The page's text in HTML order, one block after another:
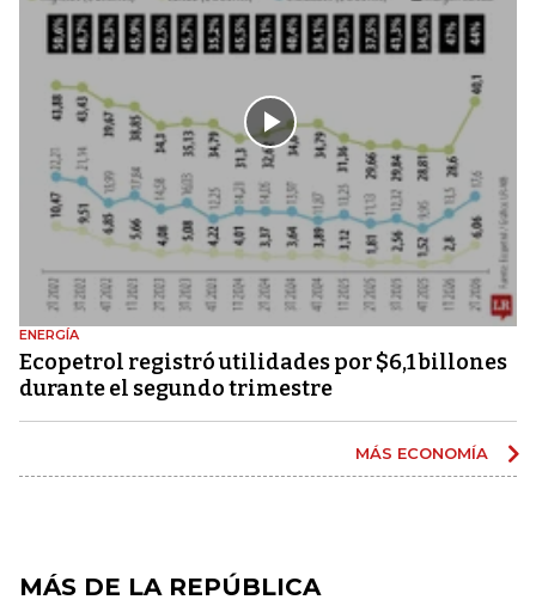
ENERGÍA
Ecopetrol registró utilidades por $6,1 billones
durante el segundo trimestre
MÁS ECONOMÍA
MÁS DE LA REPÚBLICA